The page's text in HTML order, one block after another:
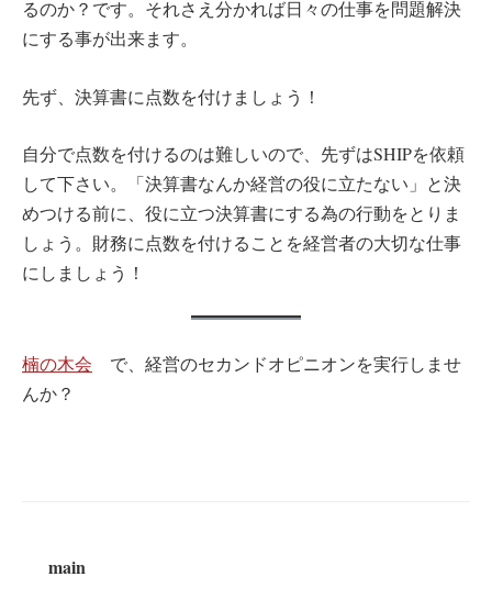
るのか？です。それさえ分かれば日々の仕事を問題解決
にする事が出来ます。
先ず、決算書に点数を付けましょう！
自分で点数を付けるのは難しいので、先ずはSHIPを依頼
して下さい。「決算書なんか経営の役に立たない」と決
めつける前に、役に立つ決算書にする為の行動をとりま
しょう。財務に点数を付けることを経営者の大切な仕事
にしましょう！
楠の木会 で、経営のセカンドオピニオンを実行しませ
んか？
main